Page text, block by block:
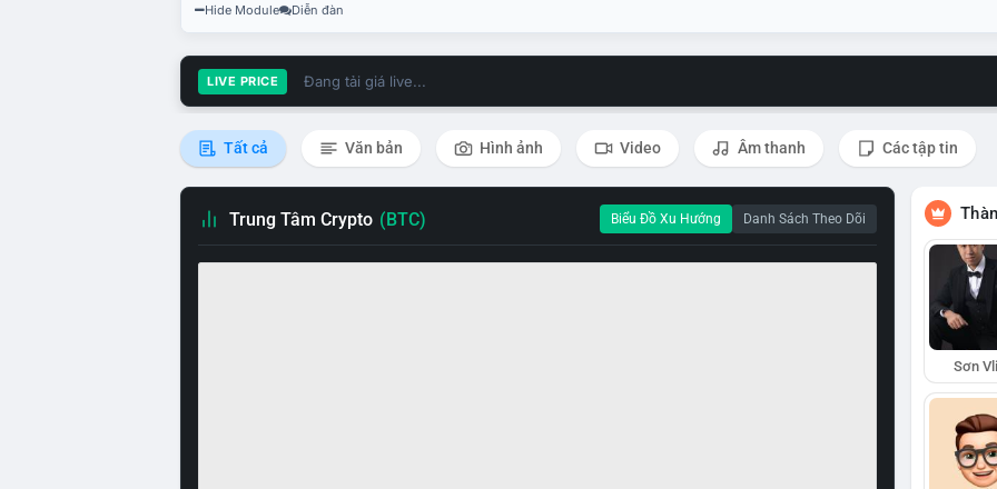
Hide Module Diễn đàn
LIVE PRICE Đang tải giá live...
Tất cả Văn bản Hình ảnh Video Âm thanh Các tập tin
Trung Tâm Crypto (BTC) Biểu Đồ Xu Hướng Danh Sách Theo Dõi
Sơn